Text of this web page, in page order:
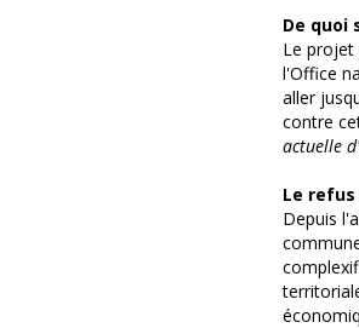
De quoi
Le projet
l'Office
aller
contre
actuelle
Le
Depuis